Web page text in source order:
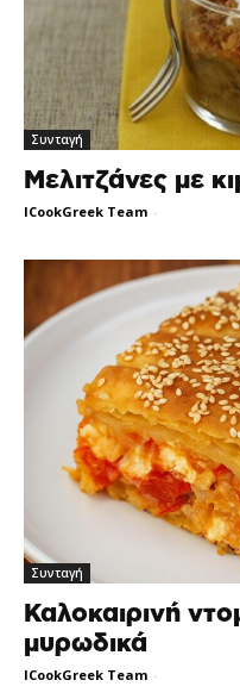
Συνταγή
Μελιτζάνες με
ICookGreek Team -
Συνταγή
Καλοκαιρινή
μυρωδικά
ICookGreek Team -